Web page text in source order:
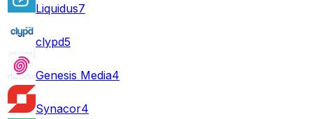
Liquidus7
clypd5
Genesis Media4
Synacor4